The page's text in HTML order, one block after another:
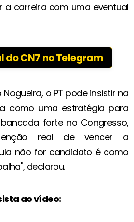
a carreira com uma eventual
do CN7 no Telegram
o PT pode insistir na
como uma estratégia para
forte no Congresso,
real de vencer a
não for candidato é como
declarou.
ao vídeo: